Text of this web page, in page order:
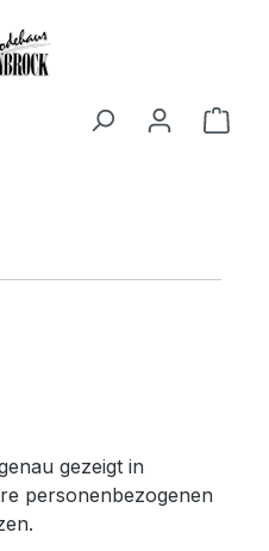
gezeigt in
personenbezogenen